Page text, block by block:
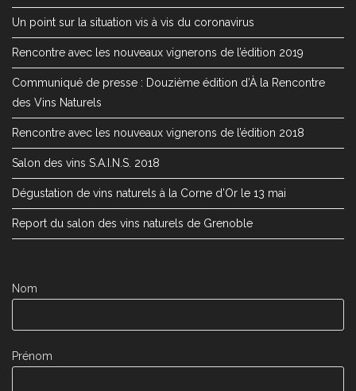
Un point sur la situation vis à vis du coronavirus
Rencontre avec les nouveaux vignerons de l’édition 2019
Communiqué de presse : Douzième édition d’À la Rencontre
des Vins Naturels
Rencontre avec les nouveaux vignerons de l’édition 2018
Salon des vins S.A.I.N.S. 2018
Dégustation de vins naturels à la Corne d’Or le 13 mai
Report du salon des vins naturels de Grenoble
Nom
Prénom